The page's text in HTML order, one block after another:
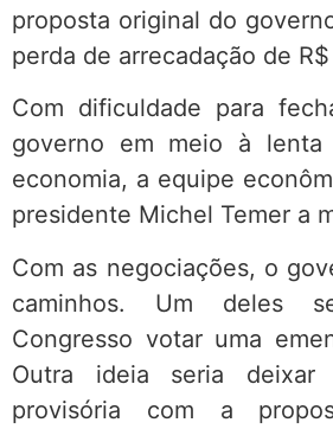
proposta original do
perda de arrecadação de
Com dificuldade para
governo em meio à lenta
economia, a equipe
presidente Michel Temer a
Com as negociações, o
caminhos. Um deles
Congresso votar uma
Outra ideia seria
provisória com a